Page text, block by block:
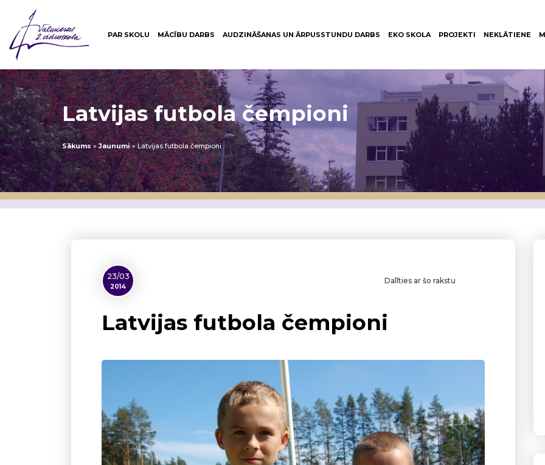
PAR SKOLU MĀCĪBU DARBS AUDZINĀŠANAS UN ĀRPUSSTUNDU DARBS EKO SKOLA PROJEKTI NEKLĀTIENE
Latvijas futbola čempioni
Sākums»Jaunumi»Latvijas futbola čempioni
23/03
2014
Dalīties ar šo rakstu
Latvijas futbola čempioni